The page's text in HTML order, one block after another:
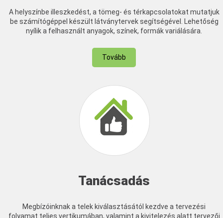
A helyszínbe illeszkedést, a tömeg- és térkapcsolatokat mutatjuk
be számítógéppel készült látványtervek segítségével. Lehetőség
nyílik a felhasznált anyagok, színek, formák variálására.
Tovább
Tanácsadás
Megbízóinknak a telek kiválasztásától kezdve a tervezési
folyamat teljes vertikumában, valamint a kivitelezés alatt tervezői